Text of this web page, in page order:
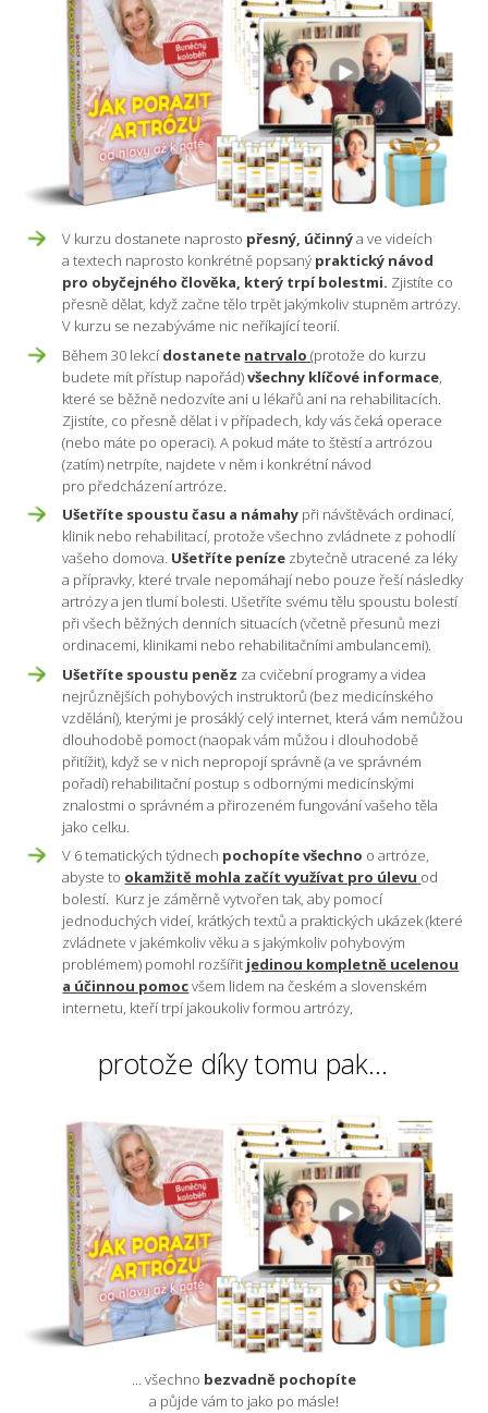
V kurzu dostanete naprosto přesný, účinnýa ve videích
a textech naprosto konkrétně popsaný praktický návod
pro obyčejného člověka, který trpí bolestmi. Zjistíte co
přesně dělat, když začne tělo trpět jakýmkoliv stupněm artrózy.
V kurzu se nezabýváme nic neříkající teorií.
Během 30 lekcídostanete natrvalo(protože do kurzu
budete mít přístup napořád)všechny klíčové informace,
které se běžně nedozvíte ani u lékařů ani na rehabilitacích.
Zjistíte, co přesně dělat i v případech, kdy vás čeká operace
(nebo máte po operaci). A pokud máte to štěstí a artrózou
(zatím) netrpíte, najdete v něm i konkrétní návod
pro předcházení artróze.
Ušetříte spoustu času a námahy při návštěvách ordinací,
klinik nebo rehabilitací, protože všechno zvládnete z pohodlí
vašeho domova. Ušetříte peníze zbytečně utracené za léky
a přípravky, které trvale nepomáhají nebo pouze řeší následky
artrózy a jen tlumí bolesti. Ušetříte svému tělu spoustu bolestí
při všech běžných denních situacích (včetně přesunů mezi
ordinacemi, klinikami nebo rehabilitačními ambulancemi).
Ušetříte spoustu peněz za cvičební programy a videa
nejrůznějších pohybových instruktorů (bez medicínského
vzdělání), kterými je prosáklý celý internet, která vám nemůžou
dlouhodobě pomoct (naopak vám můžou i dlouhodobě
přitížit), když se v nich nepropojí správně (a ve správném
pořadí) rehabilitační postup s odbornými medicínskými
znalostmi o správném a přirozeném fungování vašeho těla
jako celku.
V 6 tematických týdnech pochopíte všechno o artróze,
abyste to okamžitě mohla začít využívat pro úlevu od
bolestí. Kurz je záměrně vytvořen tak, aby pomocí
jednoduchých videí, krátkých textů a praktických ukázek (které
zvládnete v jakémkoliv věku a s jakýmkoliv pohybovým
problémem) pomohl rozšířit jedinou kompletně ucelenou
a účinnou pomocvšem lidem na českém a slovenském
internetu, kteří trpí jakoukoliv formou artrózy,
protože díky tomu pak...
... všechno bezvadně pochopíte
a půjde vám to jako po másle!